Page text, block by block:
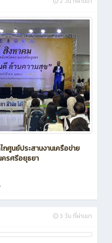
กศูนย์ประสานงานเครือข่าย
รศรีอยุธยา
3 วัน ที่ผ่านมา